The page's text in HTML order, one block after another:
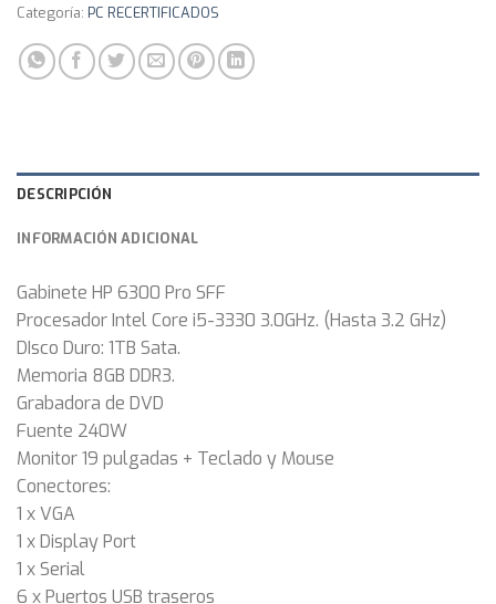
Categoría: PC RECERTIFICADOS
DESCRIPCIÓN
INFORMACIÓN ADICIONAL
Gabinete HP 6300 Pro SFF
Procesador Intel Core i5-3330 3.0GHz. (Hasta 3.2 GHz)
DIsco Duro: 1TB Sata.
Memoria 8GB DDR3.
Grabadora de DVD
Fuente 240W
Monitor 19 pulgadas + Teclado y Mouse
Conectores:
1 x VGA
1 x Display Port
1 x Serial
6 x Puertos USB traseros